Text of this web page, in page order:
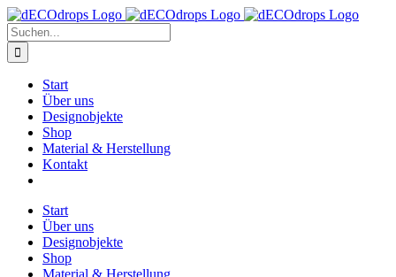
Zum
Inhalt
springen
Suche
nach:
Start
Über uns
Designobjekte
Shop
Material & Herstellung
Kontakt
Start
Über uns
Designobjekte
Shop
Material & Herstellung